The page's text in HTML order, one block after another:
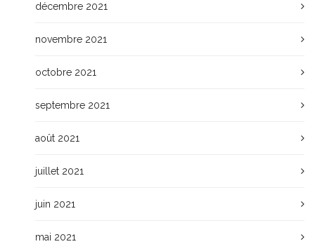
décembre 2021
novembre 2021
octobre 2021
septembre 2021
août 2021
juillet 2021
juin 2021
mai 2021